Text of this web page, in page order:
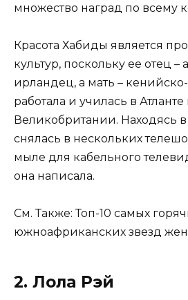
множество наград по всему
Красота Хабиды является
культур, поскольку ее отец –
ирландец, а мать –
работала и училась в Атланте
Великобритании. Находясь
снялась в нескольких
мыле для кабельного
она написала.
См. Также: Топ-10 самых
южноафриканских звезд
2. Лола Рэй